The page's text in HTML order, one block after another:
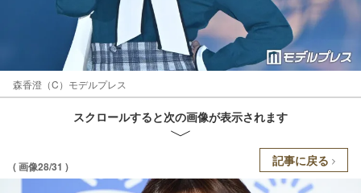
森香澄（C）モデルプレス
スクロールすると次の画像が表示されます
( 画像28/31 ) 記事に戻る